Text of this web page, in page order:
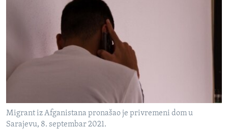
Migrant iz Afganistana pronašao je privremeni dom u
Sarajevu, 8. septembar 2021.